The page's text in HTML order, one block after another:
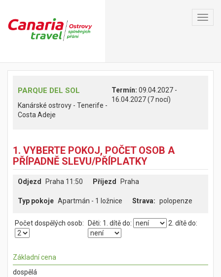
PARQUE DEL SOL
Kanárské ostrovy - Tenerife -
Costa Adeje
Termín: 09.04.2027 -
16.04.2027 (7 nocí)
1. VYBERTE POKOJ, POČET OSOB A
PŘÍPADNĚ SLEVU/PŘÍPLATKY
Odjezd Praha 11:50 Příjezd Praha
Typ pokoje Apartmán - 1 ložnice polopenze
Počet dospělých osob: Děti: 1. dítě do: 2. dítě do:
Základní cena
dospělá